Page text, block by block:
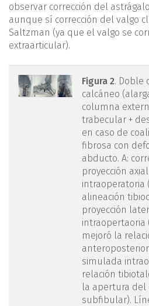
observar corrección del
aunque sí corrección del valgo
Saltzman (ya que el valgo se
extraarticular).
figura2.png
Figura 2. Doble
calcáneo
columna
trabecular +
en caso de
fibrosa con
abducto. A:
proyección
intraoperatoria
alineación
proyección
intraopertaoria
mejoró la
simulada
relación
la apertura del
subfibular).